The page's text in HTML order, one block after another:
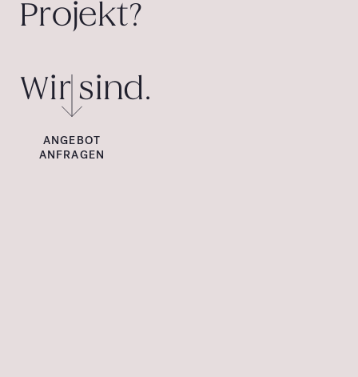
Projekt?
Wir sind.
ANGEBOT
ANFRAGEN